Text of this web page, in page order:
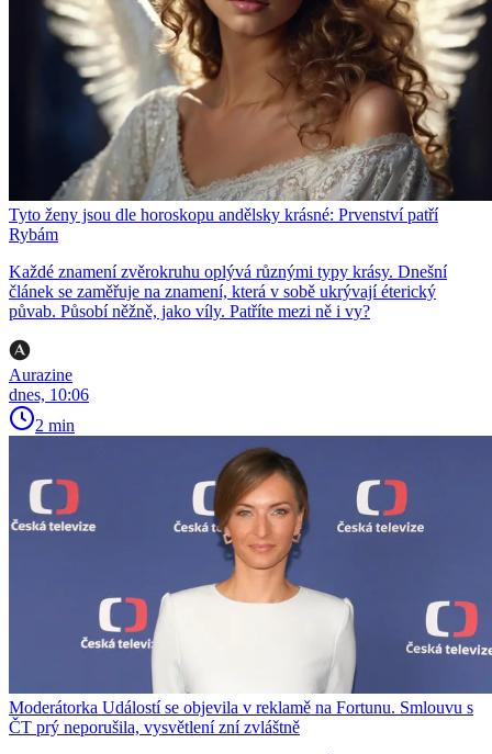
Tyto ženy jsou dle horoskopu andělsky krásné: Prvenství patří
Rybám
Každé znamení zvěrokruhu oplývá různými typy krásy. Dnešní
článek se zaměřuje na znamení, která v sobě ukrývají éterický
půvab. Působí něžně, jako víly. Patříte mezi ně i vy?
Aurazine
dnes, 10:06
2 min
Moderátorka Událostí se objevila v reklamě na Fortunu. Smlouvu s
ČT prý neporušila, vysvětlení zní zvláštně